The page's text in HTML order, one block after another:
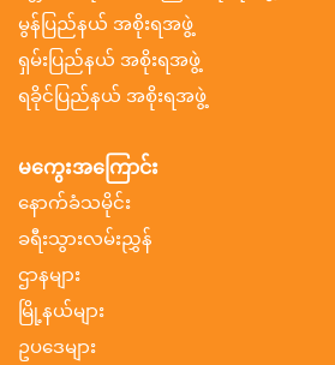
မွန်ပြည်နယ် အစိုးရအဖွဲ့
ရှမ်းပြည်နယ် အစိုးရအဖွဲ့
ရခိုင်ပြည်နယ် အစိုးရအဖွဲ့
မကွေးအကြောင်း
နောက်ခံသမိုင်း
ခရီးသွားလမ်းညွှန်
ဌာနများ
မြို့နယ်များ
ဥပဒေများ